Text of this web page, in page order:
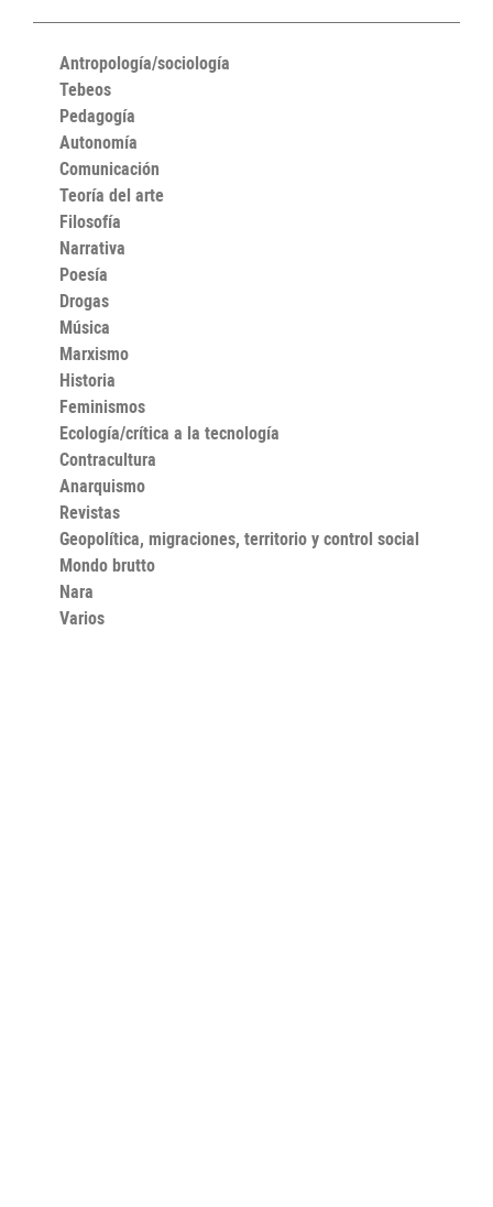
Antropología/sociología
Tebeos
Pedagogía
Autonomía
Comunicación
Teoría del arte
Filosofía
Narrativa
Poesía
Drogas
Música
Marxismo
Historia
Feminismos
Ecología/crítica a la tecnología
Contracultura
Anarquismo
Revistas
Geopolítica, migraciones, territorio y control social
Mondo brutto
Nara
Varios